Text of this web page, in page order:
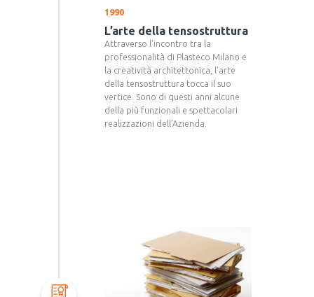
1990
L’arte della tensostruttura
Attraverso l’incontro tra la
professionalità di Plasteco Milano e
la creatività architettonica, l’arte
della tensostruttura tocca il suo
vertice. Sono di questi anni alcune
della più funzionali e spettacolari
realizzazioni dell’Azienda.